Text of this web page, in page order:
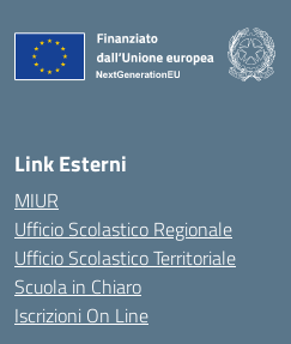
Link Esterni
MIUR
Ufficio Scolastico Regionale
Ufficio Scolastico Territoriale
Scuola in Chiaro
Iscrizioni On Line